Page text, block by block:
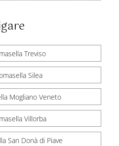
Treviso
Silea
Mogliano Veneto
Villorba
San Donà di Piave